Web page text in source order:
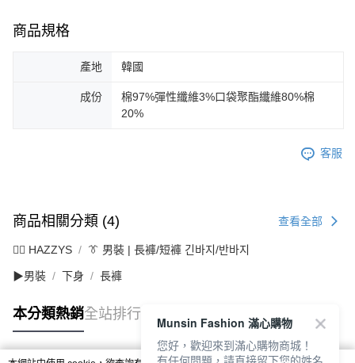
商品規格
產地 韓國
成份
棉97%彈性纖維3%口袋聚酯纖維80%棉
20%
客服
商品相關分類 (4) 查看全部
🐕‍🦺 HAZZYS 👔 男裝 | 長褲/短褲 긴바지/반바지
▶男裝 下身 長褲
本分類熱銷全站排行
Munsin Fashion 滿心購物
您好，歡迎來到滿心購物商城！
有任何問題，請直接留下您的姓名